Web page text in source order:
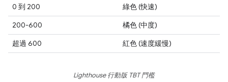
0 到 200
綠色 (快速)
200-600
橘色 (中度)
超過 600
紅色 (速度緩慢)
Lighthouse 行動版 TBT 門檻